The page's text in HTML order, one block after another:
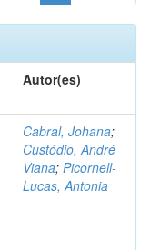
Autor(es)
Cabral, Johana;
Custódio, André
Viana; Picornell-
Lucas, Antonia